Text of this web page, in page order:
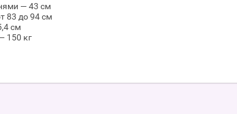
— 43 см
83 до 94 см
см
150 кг